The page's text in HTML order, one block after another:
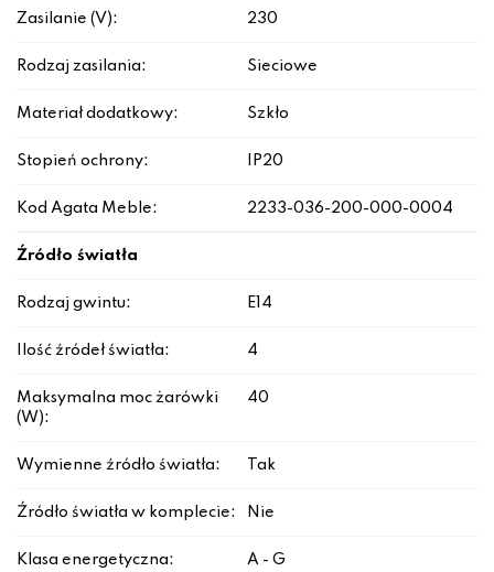
Zasilanie (V): 230
Rodzaj zasilania: Sieciowe
Materiał dodatkowy: Szkło
Stopień ochrony: IP20
Kod Agata Meble: 2233-036-200-000-0004
Źródło światła
Rodzaj gwintu: E14
Ilość źródeł światła: 4
Maksymalna moc żarówki
(W):
40
Wymienne źródło światła: Tak
Źródło światła w komplecie: Nie
Klasa energetyczna: A - G